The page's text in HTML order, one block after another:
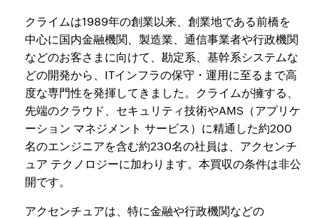
クライムは1989年の創業以来、創業地である前橋を
中心に国内金融機関、製造業、通信事業者や行政機関
などのお客さまに向けて、勘定系、基幹系システムな
どの開発から、ITインフラの保守・運用に至るまで高
度な専門性を発揮してきました。クライムが擁する、
先端のクラウド、セキュリティ技術やAMS（アプリケ
ーション マネジメント サービス）に精通した約200
名のエンジニアを含む約230名の社員は、アクセンチ
ュア テクノロジーに加わります。本買収の条件は非公
開です。
アクセンチュアは、特に金融や行政機関などの